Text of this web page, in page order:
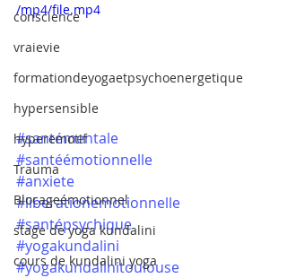
conscience
vraievie
formationdeyogaetpsychoenergetique
hypersensible
hyperemotif
Trauma
Blocageémotionnel
stage de yoga kundalini
cours de kundalini yoga
/mp4/file.mp4
#santémentale
#santéémotionnelle
#anxiete
#liberationemotionnelle
#santépsychique
#yogakundalini
#yogakundalinitoulouse